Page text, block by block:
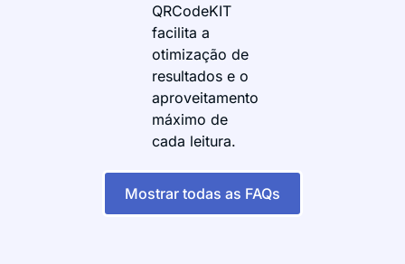
QRCodeKIT
facilita a
otimização de
resultados e o
aproveitamento
máximo de
cada leitura.
Mostrar todas as FAQs